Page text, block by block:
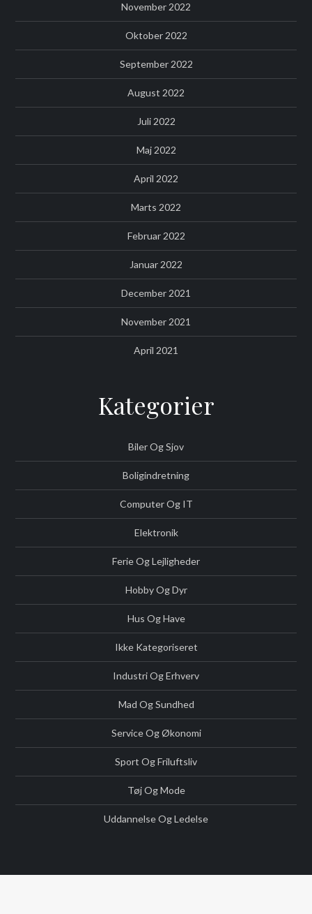
November 2022
Oktober 2022
September 2022
August 2022
Juli 2022
Maj 2022
April 2022
Marts 2022
Februar 2022
Januar 2022
December 2021
November 2021
April 2021
Kategorier
Biler Og Sjov
Boligindretning
Computer Og IT
Elektronik
Ferie Og Lejligheder
Hobby Og Dyr
Hus Og Have
Ikke Kategoriseret
Industri Og Erhverv
Mad Og Sundhed
Service Og Økonomi
Sport Og Friluftsliv
Tøj Og Mode
Uddannelse Og Ledelse